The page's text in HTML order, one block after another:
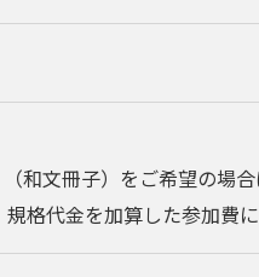
和文冊子）をご希望の場
格代金を加算した参加費